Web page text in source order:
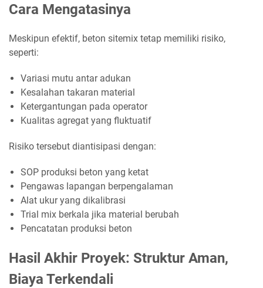
Cara Mengatasinya
Meskipun efektif, beton sitemix tetap memiliki risiko,
seperti:
Variasi mutu antar adukan
Kesalahan takaran material
Ketergantungan pada operator
Kualitas agregat yang fluktuatif
Risiko tersebut diantisipasi dengan:
SOP produksi beton yang ketat
Pengawas lapangan berpengalaman
Alat ukur yang dikalibrasi
Trial mix berkala jika material berubah
Pencatatan produksi beton
Hasil Akhir Proyek: Struktur Aman,
Biaya Terkendali